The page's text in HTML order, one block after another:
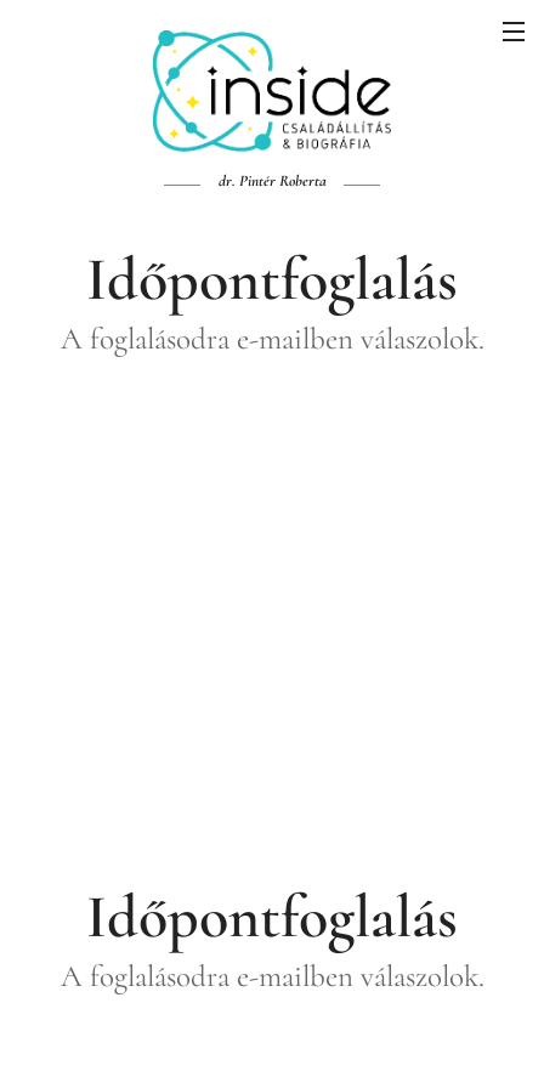
dr. Pintér Roberta
Időpontfoglalás
A foglalásodra e-mailben válaszolok.
Időpontfoglalás
A foglalásodra e-mailben válaszolok.